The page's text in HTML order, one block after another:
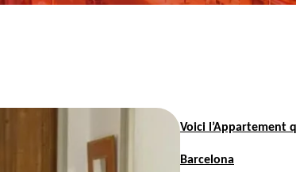
Voici l’Appartement
Barcelona